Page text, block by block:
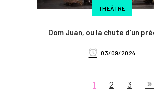
THÉÂTRE
Dom Juan, ou la chute d’un
03/09/2024
1 2 3